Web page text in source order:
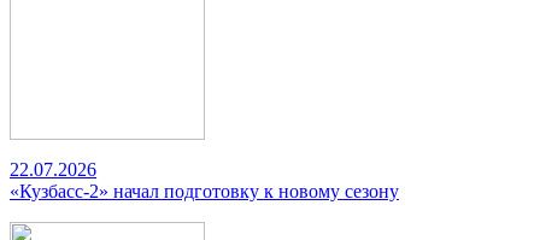
22.07.2026
«Кузбасс-2» начал подготовку к новому сезону